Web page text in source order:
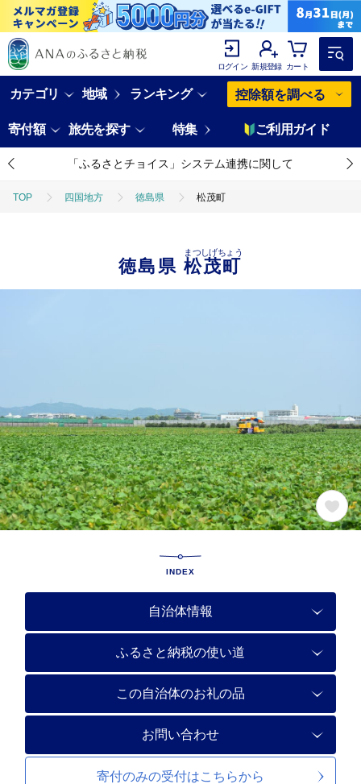
ログイン 新規登録 カート
カテゴリ 地域 ランキング 控除額を調べる
寄付額 旅先を探す 特集 ご利用ガイド
「ふるさとチョイス」システム連携に関して
TOP 四国地方 徳島県 松茂町
徳島県松茂町
まつしげちょう
INDEX
自治体情報
ふるさと納税の使い道
この自治体のお礼の品
お問い合わせ
寄付のみの受付はこちらから